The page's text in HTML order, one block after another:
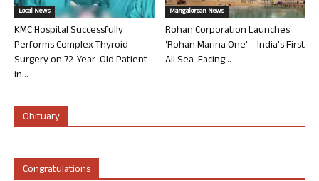
Local News
KMC Hospital Successfully
Performs Complex Thyroid
Surgery on 72-Year-Old Patient
in...
Mangalorean News
Rohan Corporation Launches
‘Rohan Marina One’ – India’s First
All Sea-Facing...
Obituary
Congratulations